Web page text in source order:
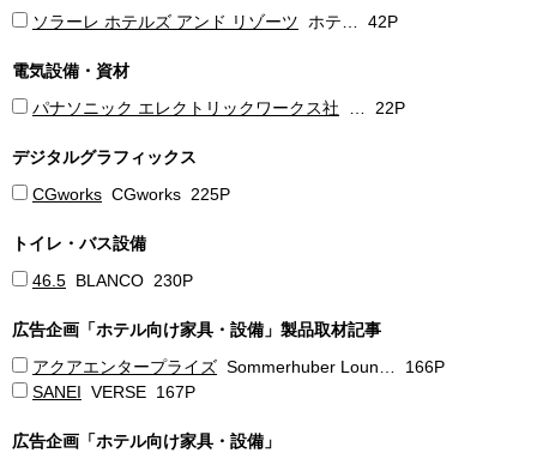
ソラーレ ホテルズ アンド リゾーツ ホテ… 42P
電気設備・資材
パナソニック エレクトリックワークス社 … 22P
デジタルグラフィックス
CGworks CGworks 225P
トイレ・バス設備
46.5 BLANCO 230P
広告企画「ホテル向け家具・設備」製品取材記事
アクアエンタープライズ Sommerhuber Loun… 166P
SANEI VERSE 167P
広告企画「ホテル向け家具・設備」